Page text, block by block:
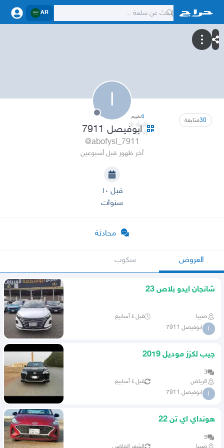
AR
ا
30متابعة 0تقييم
ابوفيصل 7911
@abofysl_7911
آخر ظهور قبل أسبوعين
قبل ١٠
سنوات
محادثة
العروض سكوب
شانجان ايدو بلاص 23
صبيا قبل ٤ أسابيع
ا ابوفيصل 7911
جيب لكزز موديل 2019
3
الرياض
قبل ٤ أسابيع
ا ابوفيصل 7911
هونداي اي تن 22
5